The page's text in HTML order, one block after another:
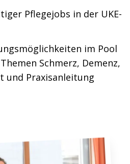
Pflegejobs in der UKE-
im Pool
Schmerz, Demenz,
und Praxisanleitung